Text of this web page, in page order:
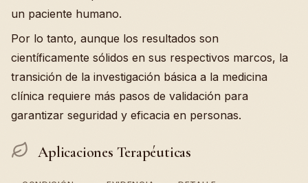
un paciente humano.
Por lo tanto, aunque los resultados son
científicamente sólidos en sus respectivos marcos, la
transición de la investigación básica a la medicina
clínica requiere más pasos de validación para
garantizar seguridad y eficacia en personas.
Aplicaciones Terapéuticas